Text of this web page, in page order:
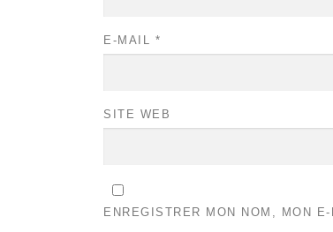
E-MAIL *
SITE WEB
ENREGISTRER MON NOM, MON